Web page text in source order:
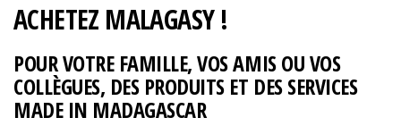
ACHETEZ MALAGASY !
POUR VOTRE FAMILLE, VOS AMIS OU VOS
COLLÈGUES, DES PRODUITS ET DES SERVICES
MADE IN MADAGASCAR